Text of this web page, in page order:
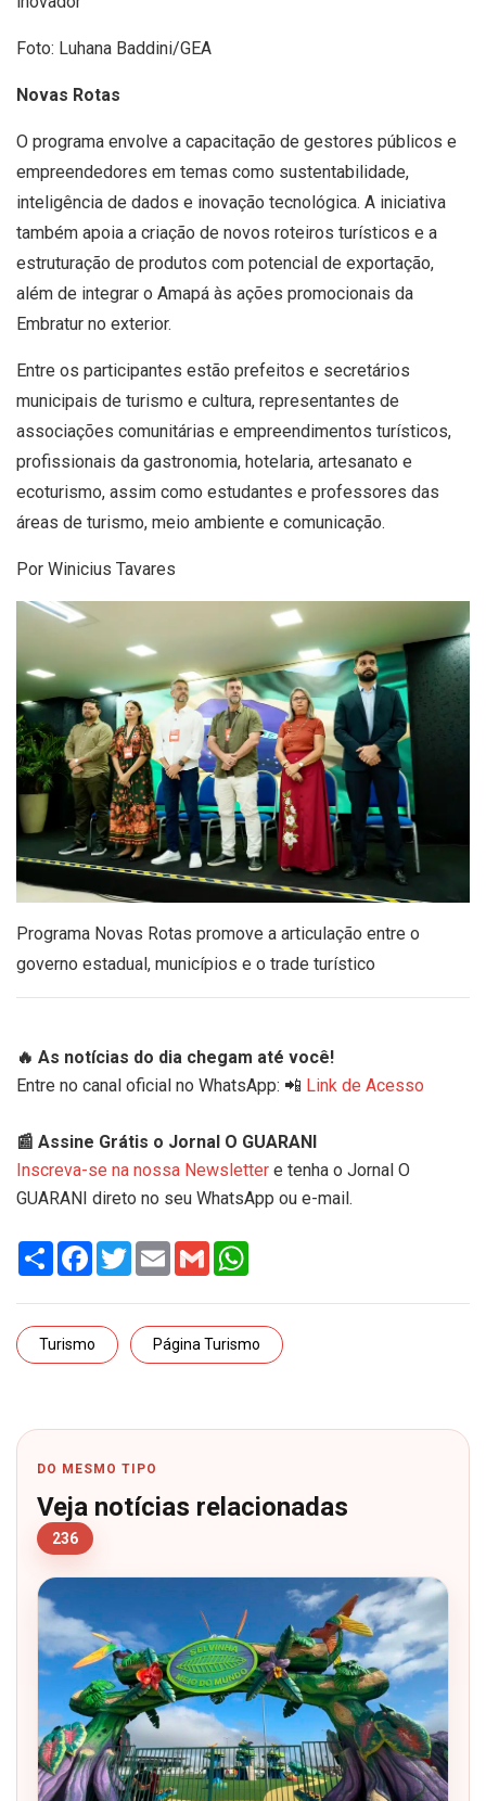
Foto: Luhana Baddini/GEA
Novas Rotas
O programa envolve a capacitação de gestores públicos e
empreendedores em temas como sustentabilidade,
inteligência de dados e inovação tecnológica. A iniciativa
também apoia a criação de novos roteiros turísticos e a
estruturação de produtos com potencial de exportação,
além de integrar o Amapá às ações promocionais da
Embratur no exterior.
Entre os participantes estão prefeitos e secretários
municipais de turismo e cultura, representantes de
associações comunitárias e empreendimentos turísticos,
profissionais da gastronomia, hotelaria, artesanato e
ecoturismo, assim como estudantes e professores das
áreas de turismo, meio ambiente e comunicação.
Por Winicius Tavares
Programa Novas Rotas promove a articulação entre o
governo estadual, municípios e o trade turístico
🔥 As notícias do dia chegam até você!
Entre no canal oficial no WhatsApp: 📲 Link de Acesso
📰 Assine Grátis o Jornal O GUARANI
Inscreva-se na nossa Newsletter e tenha o Jornal O
GUARANI direto no seu WhatsApp ou e-mail.
Share Facebook
TwitterEmail Gmail
Turismo Página Turismo
DO MESMO TIPO
Veja notícias relacionadas
236